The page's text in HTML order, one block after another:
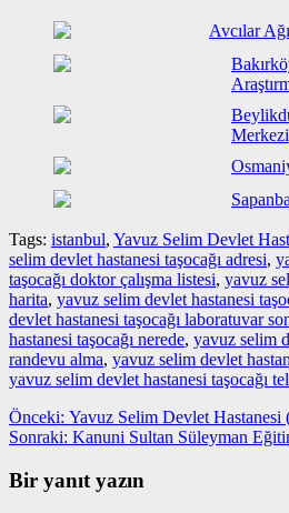
Avcılar
Merkezi
Tags: istanbul, Yavuz Selim Devlet
selim devlet hastanesi taşocağı adresi,
taşocağı doktor çalışma listesi, yavuz
harita, yavuz selim devlet hastanesi
devlet hastanesi taşocağı laboratuvar
hastanesi taşocağı nerede, yavuz selim
randevu alma, yavuz selim devlet
yavuz selim devlet hastanesi taşocağı
Yazı
gezinmesi
Önceki: Önceki
yazı:
Yavuz Selim Devlet Hastanesi
Sonraki: Sonraki
Kanuni Sultan Süleyman
Bir yanıt yazın